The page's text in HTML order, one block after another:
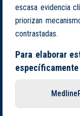
escasa evidencia
priorizan
contrastadas.
Para elaborar